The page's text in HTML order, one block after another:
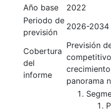
Año base
2022
Periodo de
previsión
2026-2034
Cobertura
del
informe
Previsión
panorama